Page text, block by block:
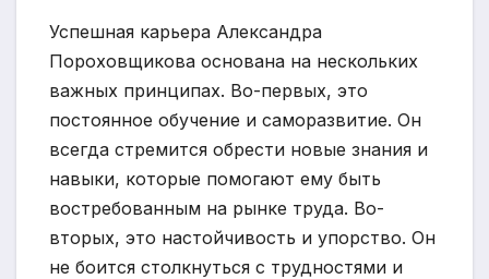
Успешная карьера Александра
Пороховщикова основана на нескольких
важных принципах. Во-первых, это
постоянное обучение и саморазвитие. Он
всегда стремится обрести новые знания и
навыки, которые помогают ему быть
востребованным на рынке труда. Во-
вторых, это настойчивость и упорство. Он
не боится столкнуться с трудностями и